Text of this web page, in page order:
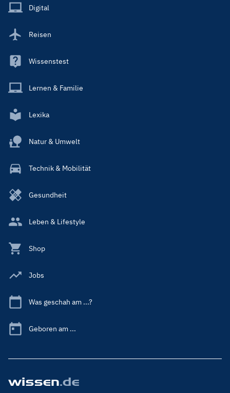
Main
Digital
Reisen
Wissenstest
Lernen & Familie
Lexika
Natur & Umwelt
Technik & Mobilität
Gesundheit
Leben & Lifestyle
Shop
Jobs
Was geschah am ...?
Geboren am ...